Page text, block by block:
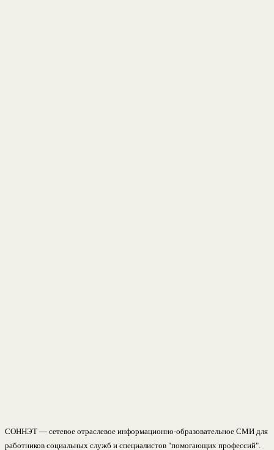
СОННЭТ — сетевое отраслевое информационно-образовательное СМИ для
работников социальных служб и специалистов "помогающих профессий".